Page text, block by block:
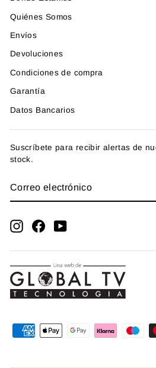
Quiénes Somos
Envíos
Devoluciones
Condiciones de compra
Garantía
Datos Bancarios
Suscríbete para recibir alertas de
stock.
ELECTRÓNICO
InstagramFacebookYouTube